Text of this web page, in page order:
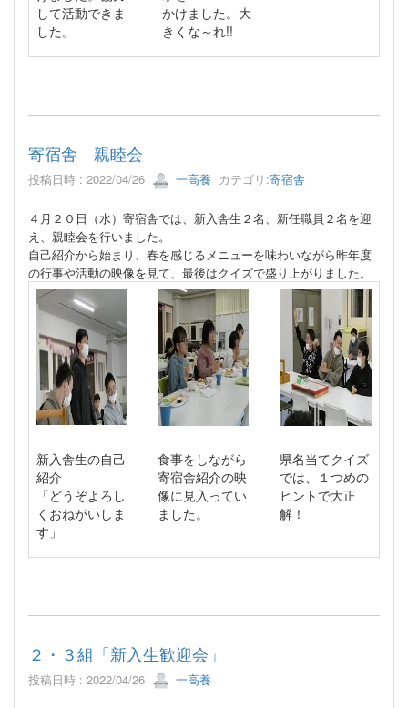
して活動できま
した。
かけました。大
きくな～れ!!
寄宿舎 親睦会
投稿日時 : 2022/04/26 一高養 カテゴリ:寄宿舎
４月２０日（水）寄宿舎では、新入舎生２名、新任職員２名を迎
え、親睦会を行いました。
自己紹介から始まり、春を感じるメニューを味わいながら昨年度
の行事や活動の映像を見て、最後はクイズで盛り上がりました。
新入舎生の自己
紹介
「どうぞよろし
くおねがいしま
す」
食事をしながら
寄宿舎紹介の映
像に見入ってい
ました。
県名当てクイズ
では、１つめの
ヒントで大正
解！
２・３組「新入生歓迎会」
投稿日時 : 2022/04/26 一高養